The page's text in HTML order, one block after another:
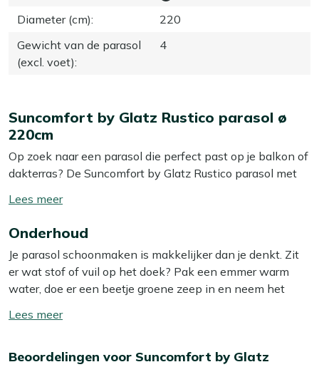
Diameter (cm):
220
Gewicht van de parasol
(excl. voet):
4
Suncomfort by Glatz Rustico parasol ø
220cm
Op zoek naar een parasol die perfect past op je balkon of
dakterras? De Suncomfort by Glatz Rustico parasol met
kleinere buitenruimtes. Hij biedt aangename schaduw
ontwerp plaats je de parasol eenvoudig, terwijl er genoeg
plek overblijft voor je tuinmeubelen. Ideaal voor die
warme zomerdagen waarop je comfortabel buiten wilt
zitten. Met deze parasol creëer je moeiteloos een knusse
schaduwplek waar je heerlijk kunt ontspannen.
Toon/verberg
meer
Onderhoud
Je parasol schoonmaken is makkelijker dan je denkt. Zit
er wat stof of vuil op het doek? Pak een emmer warm
water, doe er een beetje groene zeep in en neem het
je meteen meenemen, gewoon met hetzelfde sopje.
Wil je langer genieten van een schone parasol?
Toon/verberg
Beoordelingen voor Suncomfort by Glatz